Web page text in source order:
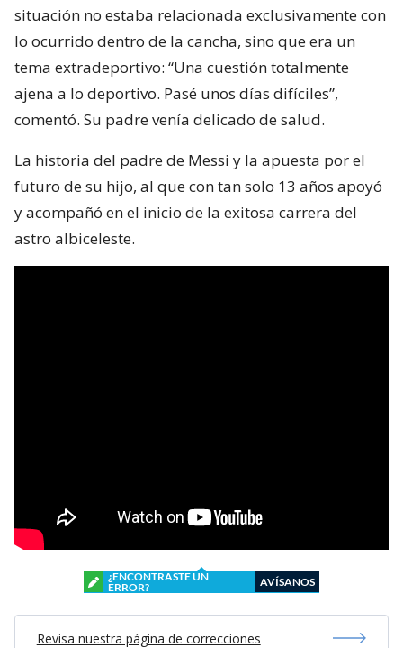
situación no estaba relacionada exclusivamente con
lo ocurrido dentro de la cancha, sino que era un
tema extradeportivo: “Una cuestión totalmente
ajena a lo deportivo. Pasé unos días difíciles”,
comentó. Su padre venía delicado de salud.
La historia del padre de Messi y la apuesta por el
futuro de su hijo, al que con tan solo 13 años apoyó
y acompañó en el inicio de la exitosa carrera del
astro albiceleste.
¿ENCONTRASTE UN
ERROR?
AVÍSANOS
Revisa nuestra página de correcciones